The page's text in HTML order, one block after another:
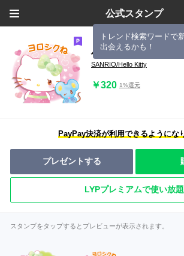
公式スタンプ
トレンド検索ワードで
出会えるかも！
ハローキティ 水彩
​SANRIO/Hello Kitty
￥320 1%還元
PayPay決済が利用できるようにな
プレゼントする
LYPプレミアムで使い放題
スタンプをタップするとプレビューが表示されます。